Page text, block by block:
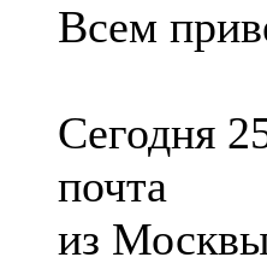
Всем
Сегодня
почта
из